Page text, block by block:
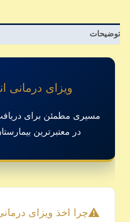
توضیحات
ویزای درمانی
مسیری مطمئن برای
در معتبرترین
⚠️چرا اخذ ویزای